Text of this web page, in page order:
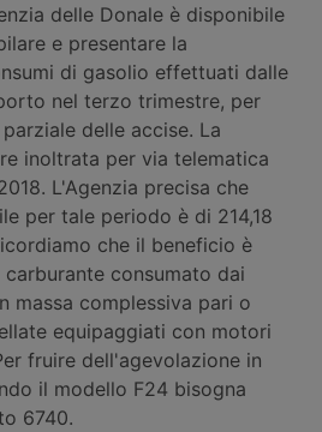
delle Donale è disponibile
e presentare la
di gasolio effettuati dalle
nel terzo trimestre, per
delle accise. La
inoltrata per via telematica
L'Agenzia precisa che
per tale periodo è di 214,18
che il beneficio è
consumato dai
massa complessiva pari o
equipaggiati con motori
fruire dell'agevolazione in
il modello F24 bisogna
6740.